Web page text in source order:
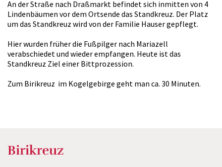
An der Straße nach Draßmarkt befindet sich inmitten von 4
Lindenbäumen vor dem Ortsende das Standkreuz. Der Platz
um das Standkreuz wird von der Familie Hauser gepflegt.
Hier wurden früher die Fußpilger nach Mariazell
verabschiedet und wieder empfangen. Heute ist das
Standkreuz Ziel einer Bittprozession.
Zum Birikreuz im Kogelgebirge geht man ca. 30 Minuten.
Birikreuz